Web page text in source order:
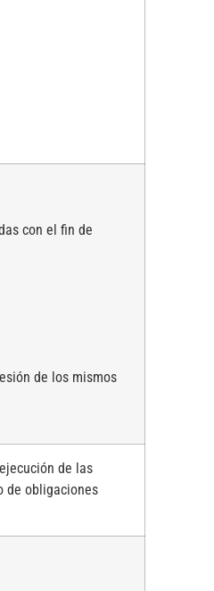
con el fin de
de los mismos
de las
de obligaciones